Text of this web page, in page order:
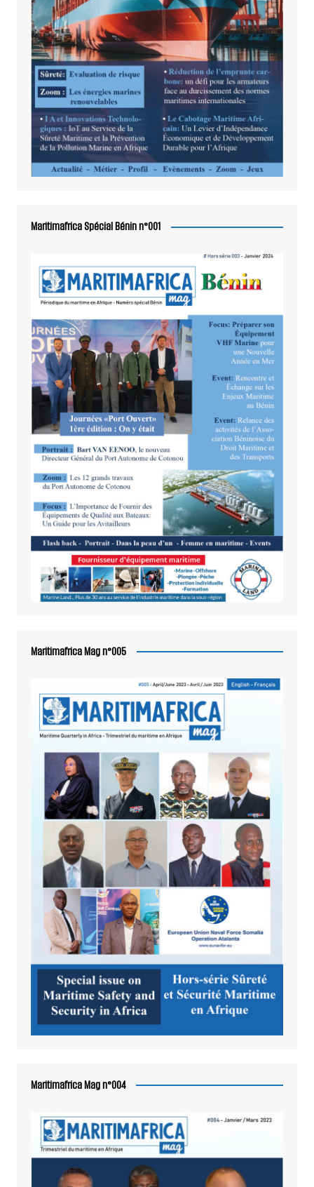
Maritimafrica Spécial Bénin n°001
Maritimafrica Mag n°005
Maritimafrica Mag n°004